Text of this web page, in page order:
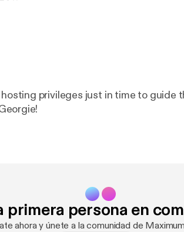
privileges just in time to guide
primera persona en
ahora y únete a la comunidad de